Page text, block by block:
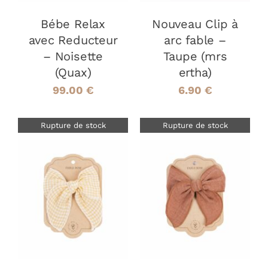
Bébe Relax
avec Reducteur
– Noisette
(Quax)
99.00 €
Nouveau Clip à
arc fable –
Taupe (mrs
ertha)
6.90 €
Rupture de stock
DÉTAILS
Rupture de stock
DÉTAILS